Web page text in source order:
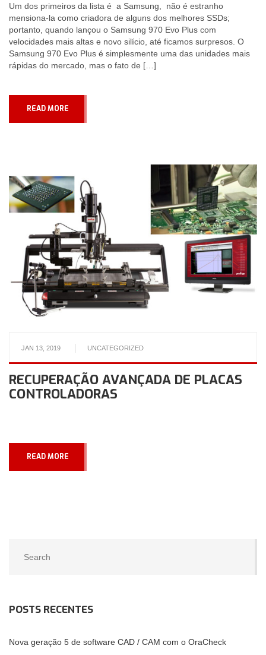
Um dos primeiros da lista é a Samsung, não é estranho
mensiona-la como criadora de alguns dos melhores SSDs;
portanto, quando lançou o Samsung 970 Evo Plus com
velocidades mais altas e novo silício, até ficamos surpresos. O
Samsung 970 Evo Plus é simplesmente uma das unidades mais
rápidas do mercado, mas o fato de […]
READ MORE
JAN 13, 2019 UNCATEGORIZED
RECUPERAÇÃO AVANÇADA DE PLACAS
CONTROLADORAS
READ MORE
POSTS RECENTES
Nova geração 5 de software CAD / CAM com o OraCheck